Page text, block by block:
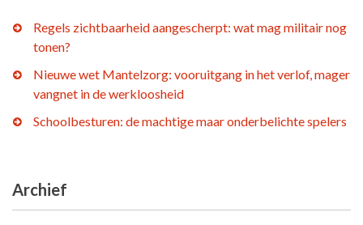
Regels zichtbaarheid aangescherpt: wat mag militair nog
tonen?
Nieuwe wet Mantelzorg: vooruitgang in het verlof, mager
vangnet in de werkloosheid
Schoolbesturen: de machtige maar onderbelichte spelers
Archief